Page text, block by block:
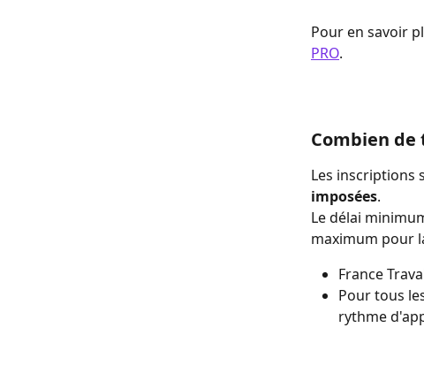
Pour en savoir
PRO.
Combien
Les inscriptions
imposées.
Le délai
maximum pour
France
Pour tous
rythme